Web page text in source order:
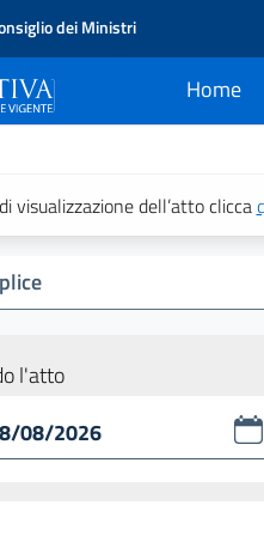
dei Ministri
Home
current
visualizzazione dell’atto clicca
l'atto